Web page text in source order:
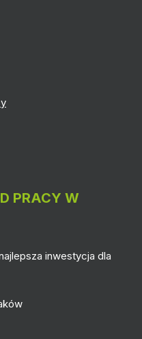
PRACY W
inwestycja dla